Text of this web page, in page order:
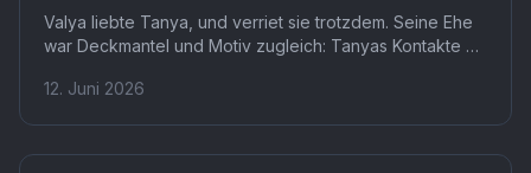
Valya liebte Tanya, und verriet sie trotzdem. Seine Ehe
war Deckmantel und Motiv zugleich: Tanyas Kontakte zu
amerikanische Geheimdienste. Star City zeigt, wie nah
12. Juni 2026